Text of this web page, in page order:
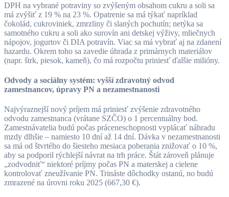
DPH na vybrané potraviny so zvýšeným obsahom cukru a soli sa
má zvýšiť z 19 % na 23 %. Opatrenie sa má týkať napríklad
čokolád, cukroviniek, zmrzliny či slaných pochutín; netýka sa
samotného cukru a soli ako surovín ani detskej výživy, mliečnych
nápojov, jogurtov či DIA potravín. Viac sa má vybrať aj na zdanení
hazardu. Okrem toho sa zavedie úhrada z primárnych materiálov
(napr. štrk, piesok, kameň), čo má rozpočtu priniesť ďalšie milióny.
Odvody a sociálny systém: vyšší zdravotný odvod
zamestnancov, úpravy PN a nezamestnanosti
Najvýraznejší nový príjem má priniesť zvýšenie zdravotného
odvodu zamestnanca (vrátane SZČO) o 1 percentuálny bod.
Zamestnávatelia budú počas práceneschopnosti vyplácať náhradu
mzdy dlhšie – namiesto 10 dní až 14 dní. Dávka v nezamestnanosti
sa má od štvrtého do šiesteho mesiaca poberania znižovať o 10 %,
aby sa podporil rýchlejší návrat na trh práce. Štát zároveň plánuje
„zodvodniť“ niektoré príjmy počas PN a materskej a cielene
kontrolovať zneužívanie PN. Trináste dôchodky ostanú, no budú
zmrazené na úrovni roku 2025 (667,30 €).